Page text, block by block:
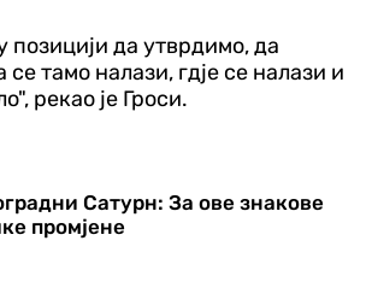
позицији да утврдимо, да
тамо налази, гдје се налази и
рекао је Гроси.
Сатурн: За ове знакове
промјене